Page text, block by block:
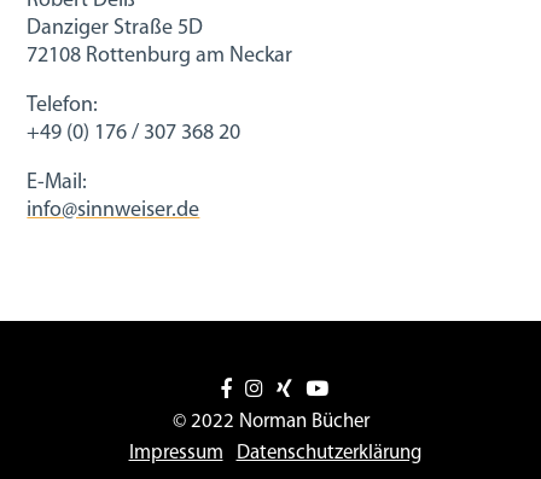
Danziger Straße 5D
72108 Rottenburg am Neckar
Telefon:
+49 (0) 176 / 307 368 20
E-Mail:
info@sinnweiser.de
© 2022 Norman Bücher
Impressum
Datenschutzerklärung